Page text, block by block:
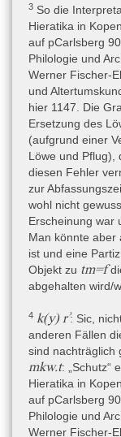
des
„Bewohner der
deutet darauf
angespielt wird,
Seth und Apophis
In Analogie zu
Nutznießer des
Stellen weisen
feminines
Hathor/Sachmet
derselben Rolle
Uräusschlange
Möglicherweise
Fragment A.
Ursprünglicher
Sprüche
Sprüche mit
eine
Sprüche könnten
private
der in Zeile
3 So die
Hieratika in
auf pCarlsberg
Philologie und
Werner Fischer-
und
hier 1147. Die
Ersetzung des
(aufgrund einer
Löwe und Pflug),
diesen Fehler
zur
wohl nicht
Erscheinung war
Man könnte aber
ist und eine
Objekt zu tm=f
abgehalten wird/
4 k(y) rʾ: Sic,
anderen Fällen
sind nachträglich
mkw.t: „Schutz“
Hieratika in
auf pCarlsberg
Philologie und
Werner Fischer-